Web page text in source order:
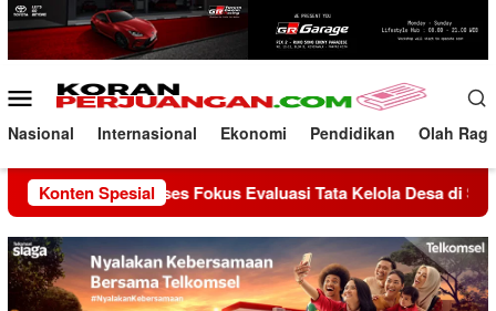
Loncat
ke
konten
Menu
Mobile
Nasional Internasional Ekonomi Pendidikan Olah Raga
Konten Spesial
Reses Fokus Evaluasi Tata Kelola Desa di Seluruh